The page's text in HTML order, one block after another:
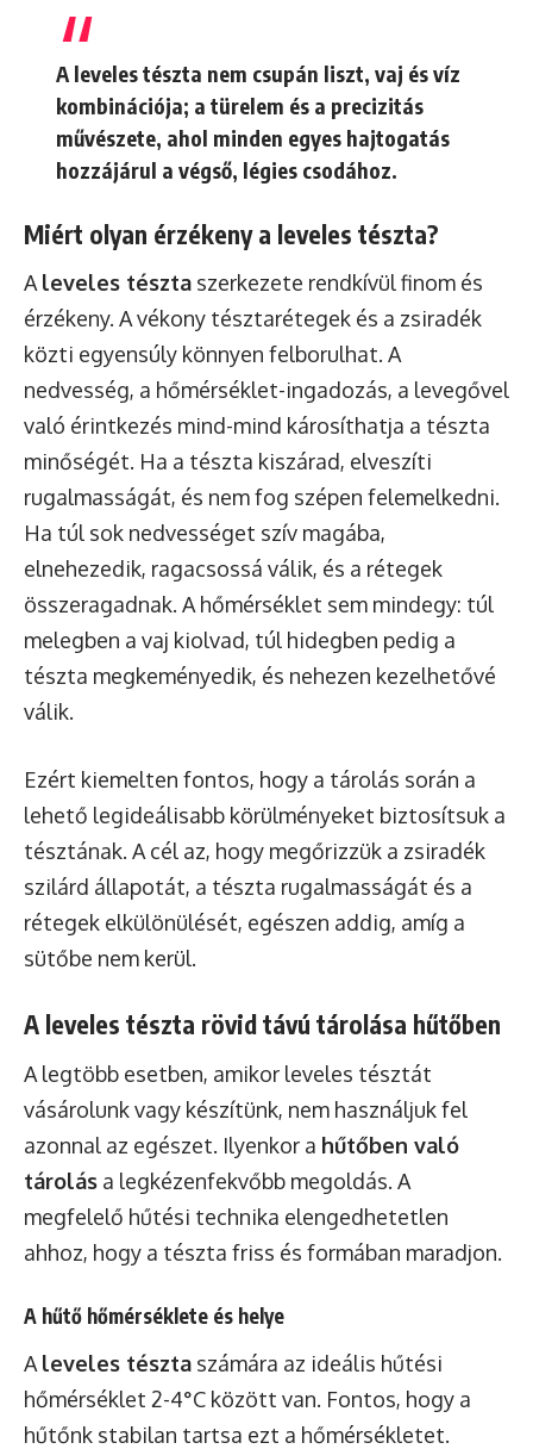
A leveles tészta nem csupán liszt, vaj és víz
kombinációja; a türelem és a precizitás
művészete, ahol minden egyes hajtogatás
hozzájárul a végső, légies csodához.
Miért olyan érzékeny a leveles tészta?
A leveles tészta szerkezete rendkívül finom és
érzékeny. A vékony tésztarétegek és a zsiradék
közti egyensúly könnyen felborulhat. A
nedvesség, a hőmérséklet-ingadozás, a levegővel
való érintkezés mind-mind károsíthatja a tészta
minőségét. Ha a tészta kiszárad, elveszíti
rugalmasságát, és nem fog szépen felemelkedni.
Ha túl sok nedvességet szív magába,
elnehezedik, ragacsossá válik, és a rétegek
összeragadnak. A hőmérséklet sem mindegy: túl
melegben a vaj kiolvad, túl hidegben pedig a
tészta megkeményedik, és nehezen kezelhetővé
válik.
Ezért kiemelten fontos, hogy a tárolás során a
lehető legideálisabb körülményeket biztosítsuk a
tésztának. A cél az, hogy megőrizzük a zsiradék
szilárd állapotát, a tészta rugalmasságát és a
rétegek elkülönülését, egészen addig, amíg a
sütőbe nem kerül.
A leveles tészta rövid távú tárolása hűtőben
A legtöbb esetben, amikor leveles tésztát
vásárolunk vagy készítünk, nem használjuk fel
azonnal az egészet. Ilyenkor a hűtőben való
tárolás a legkézenfekvőbb megoldás. A
megfelelő hűtési technika elengedhetetlen
ahhoz, hogy a tészta friss és formában maradjon.
A hűtő hőmérséklete és helye
A leveles tészta számára az ideális hűtési
hőmérséklet 2-4°C között van. Fontos, hogy a
hűtőnk stabilan tartsa ezt a hőmérsékletet.